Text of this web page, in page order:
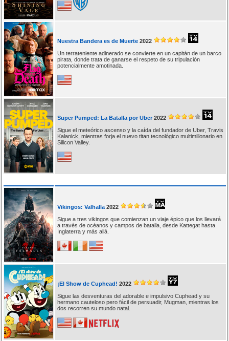
Nuestra Bandera es de Muerte 2022
Un terrateniente adinerado se convierte en un capitán de un barco
pirata, donde trata de ganarse el respeto de su tripulación
potencialmente amotinada.
Super Pumped: La Batalla por Uber 2022
Sigue el meteórico ascenso y la caída del fundador de Uber, Travis
Kalanick, mientras forja el nuevo titan tecnológico multimillonario en
Silicon Valley.
Vikingos: Valhalla 2022
Sigue a tres vikingos que comienzan un viaje épico que los llevará
a través de océanos y campos de batalla, desde Kattegat hasta
Inglaterra y más allá.
¡El Show de Cuphead! 2022
Sigue las desventuras del adorable e impulsivo Cuphead y su
hermano cauteloso pero fácil de persuadir, Mugman, mientras los
dos recorren su mundo natal.